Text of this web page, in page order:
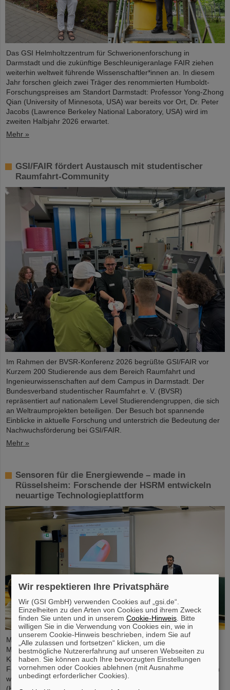
Das GSI Helmholtzzentrum für Schwerionenforschung in
Darmstadt und die zukünftige Beschleunigeranlage FAIR ziehen
weiterhin weltweit führende Wissenschaftler*innen an. In diesem
Jahr forschen gleich zwei Träger des renommierten Humboldt-
Forschungspreises am Standort Darmstadt: Professor Yong-Zhong
Qian (University of Minnesota, USA) war bereits vor Ort, Dr. Peter
Jacobs (Lawrence Berkeley National Laboratory, USA) wird im
zweiten Halbjahr 2026 erwartet.
Mehr »
GSI/FAIR fördert Austausch mit studentischer
Raumfahrt-Community
Im Rahmen der BVSR-Konferenz 2026 begrüßte GSI/FAIR vor
Kurzem 200 Studierende aus dem Bereich Raumfahrt und
Ingenieurwissenschaften auf dem Campus in Darmstadt. Der
Bundesverband studentischer Raumfahrt e. V. (BVSR)
repräsentiert auf nationalem Level Studierendengruppen, die sich
an Weltraumprojekten beteiligen. Der Besuch bot spannende
Einblicke in aktuelle Forschung und unterstrich die Bedeutung der
Nachwuchsförderung bei GSI/FAIR.
Mehr »
Sensoren für die Energiewende – made in
Rüsselsheim: Forschende der HSRM entwickeln
neuartige Technologieplattform
Mikrosysteme sind unverzichtbare Sensor-Komponenten in der
Medizin- und Mobilitätstechnik, Cybersicherheit und
Kommunikationstechnologie sowie bei der Steuerung vernetzter
Fertigungsprozesse. Aber auch für die Energiewende sind sie von
wachsender Bedeutung. Forschende der Hochschule RheinMain
Wir respektieren Ihre Privatsphäre
Wir (GSI GmbH) verwenden Cookies auf „gsi.de“.
Einzelheiten zu den Arten von Cookies und ihrem Zweck
finden Sie unten und in unseremCookie-Hinweis . Bitte
willigen Sie in die Verwendung von Cookies ein, wie in
unserem Cookie-Hinweis beschrieben, indem Sie auf
„Alle zulassen und fortsetzen“ klicken, um die
bestmögliche Nutzererfahrung auf unseren Webseiten zu
haben. Sie können auch Ihre bevorzugten Einstellungen
vornehmen oder Cookies ablehnen (mit Ausnahme
unbedingt erforderlicher Cookies).